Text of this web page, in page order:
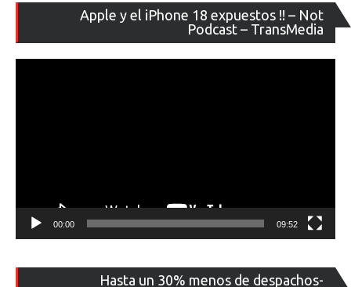
Apple y el iPhone 18 expuestos !! – Not
Podcast – TransMedia
de
00:00 09:52
Hasta un 30% menos de despachos-